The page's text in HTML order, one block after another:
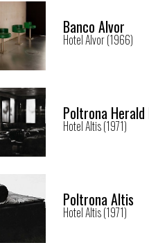
Banco Alvor
Hotel Alvor (1966)
Poltrona Herald
Hotel Altis (1971)
Poltrona Altis
Hotel Altis (1971)
POLTRONA FUNDAÇÃO / FUNDAÇÃO